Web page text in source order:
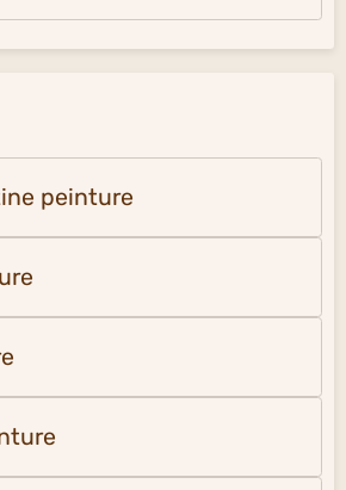
peinture